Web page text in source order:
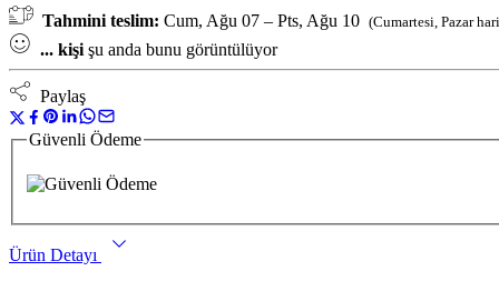
Tahmini teslim: Cum, Ağu 07 – Pts, Ağu 10 (Cumartesi, Pazar
... kişi şu anda bunu görüntülüyor
Paylaş
Güvenli Ödeme
Ürün Detayı